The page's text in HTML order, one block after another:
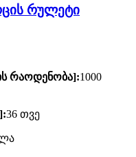
რულეტი
რაოდენობა]:1000
36 თვე